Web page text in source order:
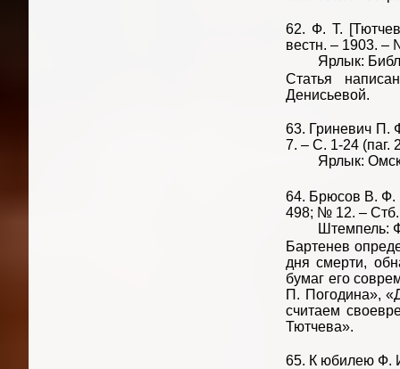
62. Ф. Т.
вестн. – 1903.
Ярлык:
Статья
Денисьевой.
63. Гриневич П.
7. – С. 1-24 (паг.
Ярлык: Омская
64. Брюсов В. Ф.
498; № 12. –
Штемпель:
Бартенев
дня смерти,
бумаг его
П. Погодина»,
считаем
Тютчева».
65. К юбилею Ф.